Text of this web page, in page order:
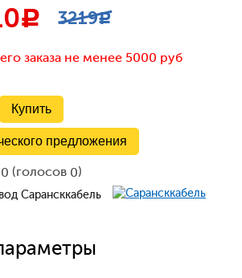
c 3219c
заказа не менее 5000 руб
предложения
(голосов 0)
Сарансккабель